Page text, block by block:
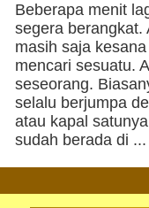
Beberapa menit
segera berangkat.
masih saja
mencari sesuatu.
seseorang.
selalu berjumpa
atau kapal
sudah berada di ...